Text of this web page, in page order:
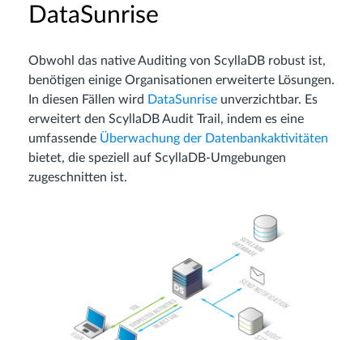
DataSunrise
Obwohl das native Auditing von ScyllaDB robust ist,
benötigen einige Organisationen erweiterte Lösungen.
In diesen Fällen wird DataSunrise unverzichtbar. Es
erweitert den ScyllaDB Audit Trail, indem es eine
umfassende Überwachung der Datenbankaktivitäten
bietet, die speziell auf ScyllaDB-Umgebungen
zugeschnitten ist.